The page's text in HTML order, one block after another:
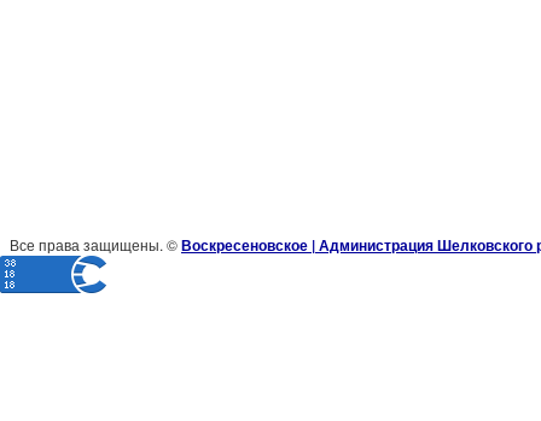
Все права защищены. ©Воскресеновское | Администрация Шелковского